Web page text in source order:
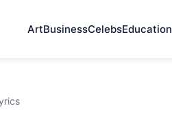
ArtBusinessCelebsEducation